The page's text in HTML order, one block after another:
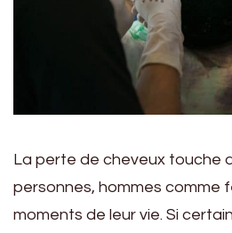
La perte de cheveux touche
personnes, hommes comme
moments de leur vie. Si